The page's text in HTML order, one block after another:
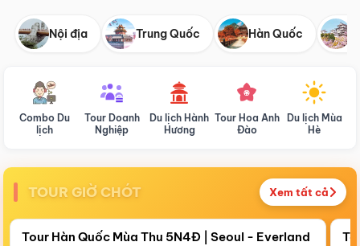
Nội địa Trung Quốc Hàn Quốc
Combo Du
lịch
Tour Doanh
Nghiệp
Du lịch Hành
Hương
Tour Hoa Anh
Đào
Du lịch Mùa
Hè
TOUR GIỜ CHÓT Xem tất cả
Còn19 ngày 08:51:36
Điểm nổi bật
Tour Hàn Quốc Mùa Thu 5N4Đ | Seoul - Everland